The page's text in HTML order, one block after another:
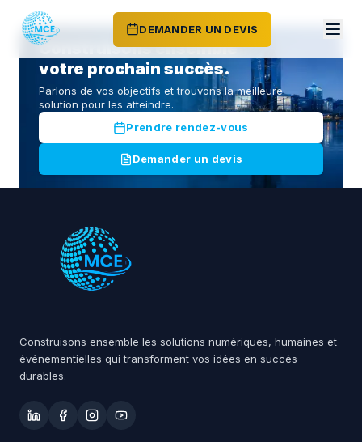
DEMANDER UN DEVIS
Construisons ensemble
votre prochain succès.
Parlons de vos objectifs et trouvons la meilleure
solution pour les atteindre.
Prendre rendez-vous
Demander un devis
Construisons ensemble les solutions numériques, humaines et
événementielles qui transforment vos idées en succès
durables.